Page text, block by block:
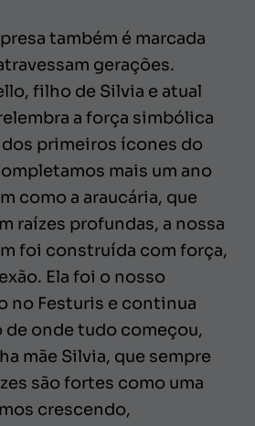
também é marcada
gerações.
filho de Silvia e atual
a força simbólica
dos primeiros ícones do
mais um ano
como a araucária, que
raízes profundas, a nossa
foi construída com força,
Ela foi o nosso
no Festuris e continua
de onde tudo começou,
mãe Silvia, que sempre
são fortes como uma
crescendo,